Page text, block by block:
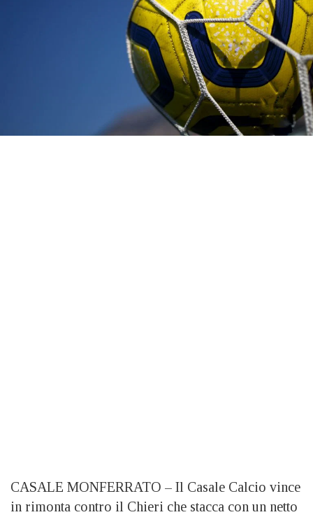
CASALE MONFERRATO – Il Casale Calcio vince
in rimonta contro il Chieri che stacca con un netto